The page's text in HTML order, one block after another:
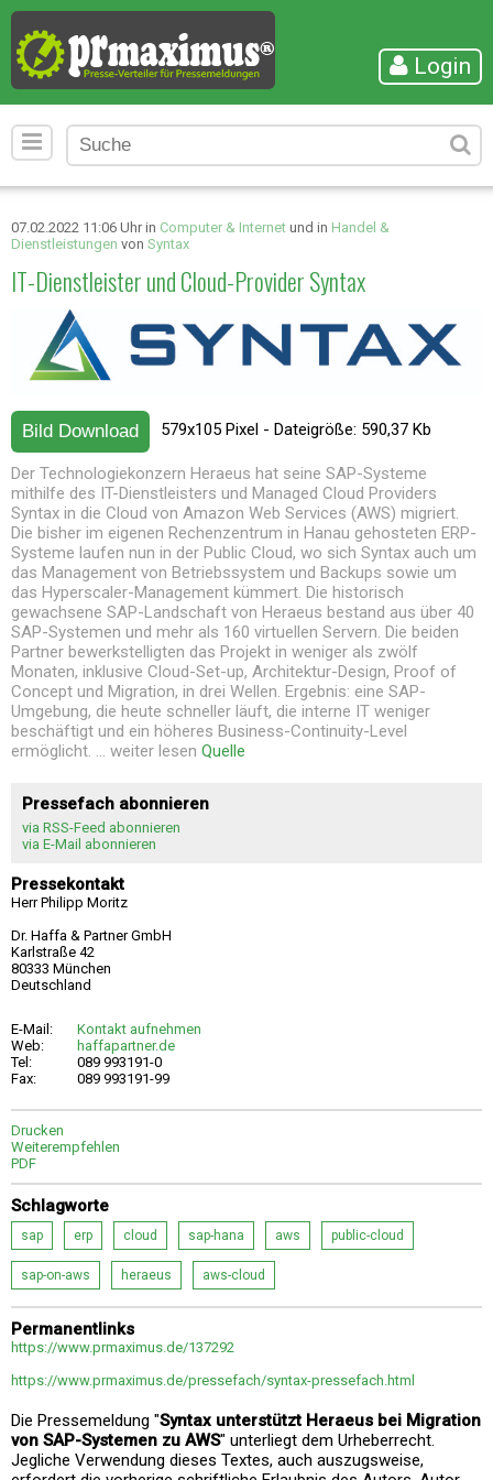
Login
07.02.2022 11:06 Uhr in Computer & Internet und in Handel &
Dienstleistungen von Syntax
IT-Dienstleister und Cloud-Provider Syntax
Bild Download 579x105 Pixel - Dateigröße: 590,37 Kb
Der Technologiekonzern Heraeus hat seine SAP-Systeme
mithilfe des IT-Dienstleisters und Managed Cloud Providers
Syntax in die Cloud von Amazon Web Services (AWS) migriert.
Die bisher im eigenen Rechenzentrum in Hanau gehosteten ERP-
Systeme laufen nun in der Public Cloud, wo sich Syntax auch um
das Management von Betriebssystem und Backups sowie um
das Hyperscaler-Management kümmert. Die historisch
gewachsene SAP-Landschaft von Heraeus bestand aus über 40
SAP-Systemen und mehr als 160 virtuellen Servern. Die beiden
Partner bewerkstelligten das Projekt in weniger als zwölf
Monaten, inklusive Cloud-Set-up, Architektur-Design, Proof of
Concept und Migration, in drei Wellen. Ergebnis: eine SAP-
Umgebung, die heute schneller läuft, die interne IT weniger
beschäftigt und ein höheres Business-Continuity-Level
ermöglicht. ... weiter lesen Quelle
Pressefach abonnieren
via RSS-Feed abonnieren
via E-Mail abonnieren
Pressekontakt
Herr Philipp Moritz
Dr. Haffa & Partner GmbH
Karlstraße 42
80333 München
Deutschland
E-Mail:
Kontakt aufnehmen
Web:
haffapartner.de
Tel:
089 993191-0
Fax:
089 993191-99
Drucken
Weiterempfehlen
PDF
Schlagworte
sap erp cloud sap-hana aws public-cloud
sap-on-aws heraeus aws-cloud
Permanentlinks
https://www.prmaximus.de/137292
https://www.prmaximus.de/pressefach/syntax-pressefach.html
Die Pressemeldung "Syntax unterstützt Heraeus bei Migration
von SAP-Systemen zu AWS" unterliegt dem Urheberrecht.
Jegliche Verwendung dieses Textes, auch auszugsweise,